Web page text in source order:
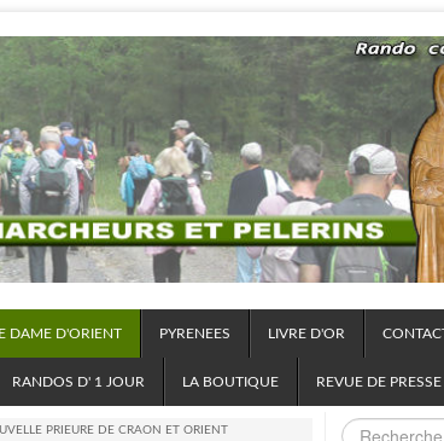
DAME D'ORIENT PYRENEES LIVRE D'OR
RANDOS D' 1 JOUR LA BOUTIQUE REVUE DE PRESSE
PRIEURE DE CRAON ET ORIENT